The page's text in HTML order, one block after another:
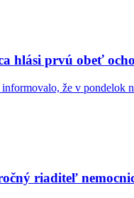
hlási prvú obeť
že v pondelok
riaditeľ